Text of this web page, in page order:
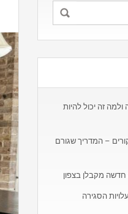
ולמה זה יכול להיות
– המדריך שגורם
חדשה מקבלן בצפון
הסגירה